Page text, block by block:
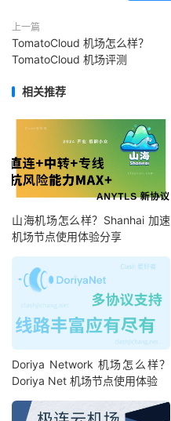
上一篇
TomatoCloud 机场怎么样？
TomatoCloud 机场评测
相关推荐
山海机场怎么样？Shanhai 加速
机场节点使用体验分享
Doriya Network 机场怎么样？
Doriya Net 机场节点使用体验